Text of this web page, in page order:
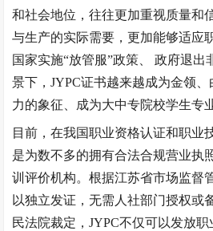
和社会地位，往往更加重视质量和
与生产的实际需要，更加能够适应
国家实施“放管服”政策、 政府退出
景下，JYPC证书越来越成为金领
力的象征、成为大中专院校学生专
目前，在我国职业资格认证和职业
是为数不多的拥有合法合规营业执
训评价机构。根据江苏省市场监督
以独立发证，无需人社部门授权或
民法院裁定，JYPC不仅可以发放